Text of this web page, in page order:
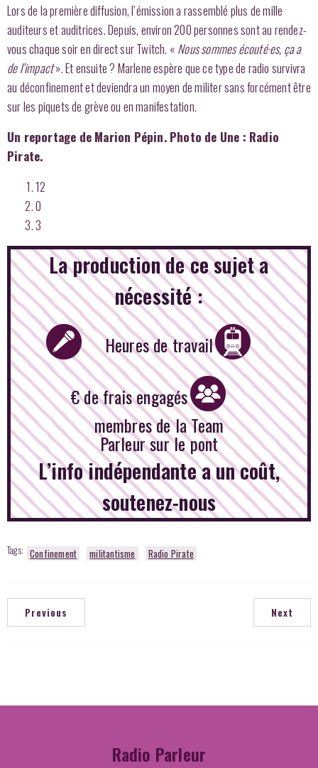
Lors de la première diffusion, l’émission a rassemblé plus de mille
auditeurs et auditrices. Depuis, environ 200 personnes sont au rendez-
vous chaque soir en direct sur Twitch. « Nous sommes écouté·es, ça a
de l’impact». Et ensuite ? Marlene espère que ce type de radio survivra
au déconfinement et deviendra un moyen de militer sans forcément être
sur les piquets de grève ou en manifestation.
Un reportage de Marion Pépin. Photo de Une : Radio
Pirate.
12
0
3
La production de ce sujet a
nécessité :
Heures de travail
€ de frais engagés
membres de la Team
Parleur sur le pont
L’info indépendante a un coût,
soutenez-nous
Tags: Confinement militantisme Radio Pirate
Previous Next
Radio Parleur